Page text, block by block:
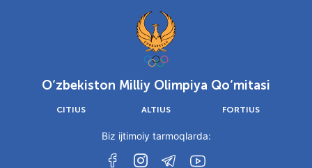
O‘zbekiston Milliy Olimpiya Qo‘mitasi
CITIUS ALTIUS FORTIUS
Biz ijtimoiy tarmoqlarda: